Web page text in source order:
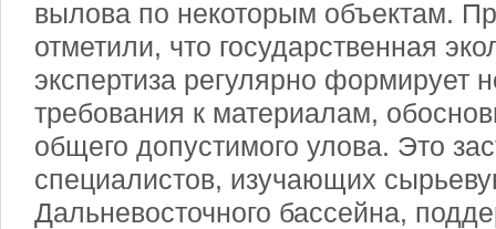
вылова по некоторым объектам.
отметили, что государственная
экспертиза регулярно формирует
требования к материалам,
общего допустимого улова. Это
специалистов, изучающих
Дальневосточного бассейна,